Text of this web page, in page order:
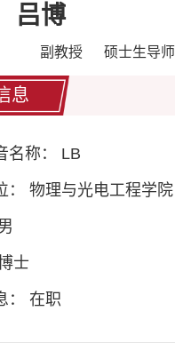
吕博
副教授 硕士生导师
息
名称： LB
： 物理与光电工程学院
士
： 在职